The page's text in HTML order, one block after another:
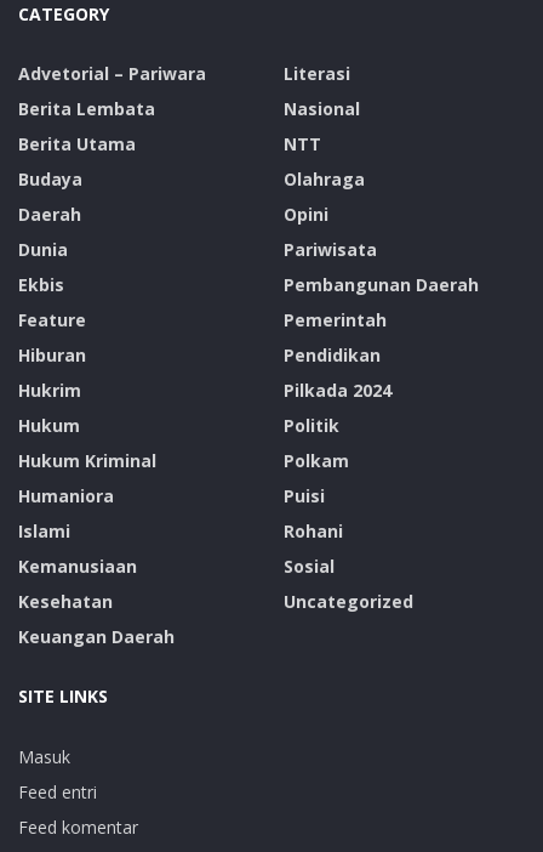
CATEGORY
Advetorial – Pariwara
Berita Lembata
Berita Utama
Budaya
Daerah
Dunia
Ekbis
Feature
Hiburan
Hukrim
Hukum
Hukum Kriminal
Humaniora
Islami
Kemanusiaan
Kesehatan
Keuangan Daerah
Literasi
Nasional
NTT
Olahraga
Opini
Pariwisata
Pembangunan Daerah
Pemerintah
Pendidikan
Pilkada 2024
Politik
Polkam
Puisi
Rohani
Sosial
Uncategorized
SITE LINKS
Masuk
Feed entri
Feed komentar